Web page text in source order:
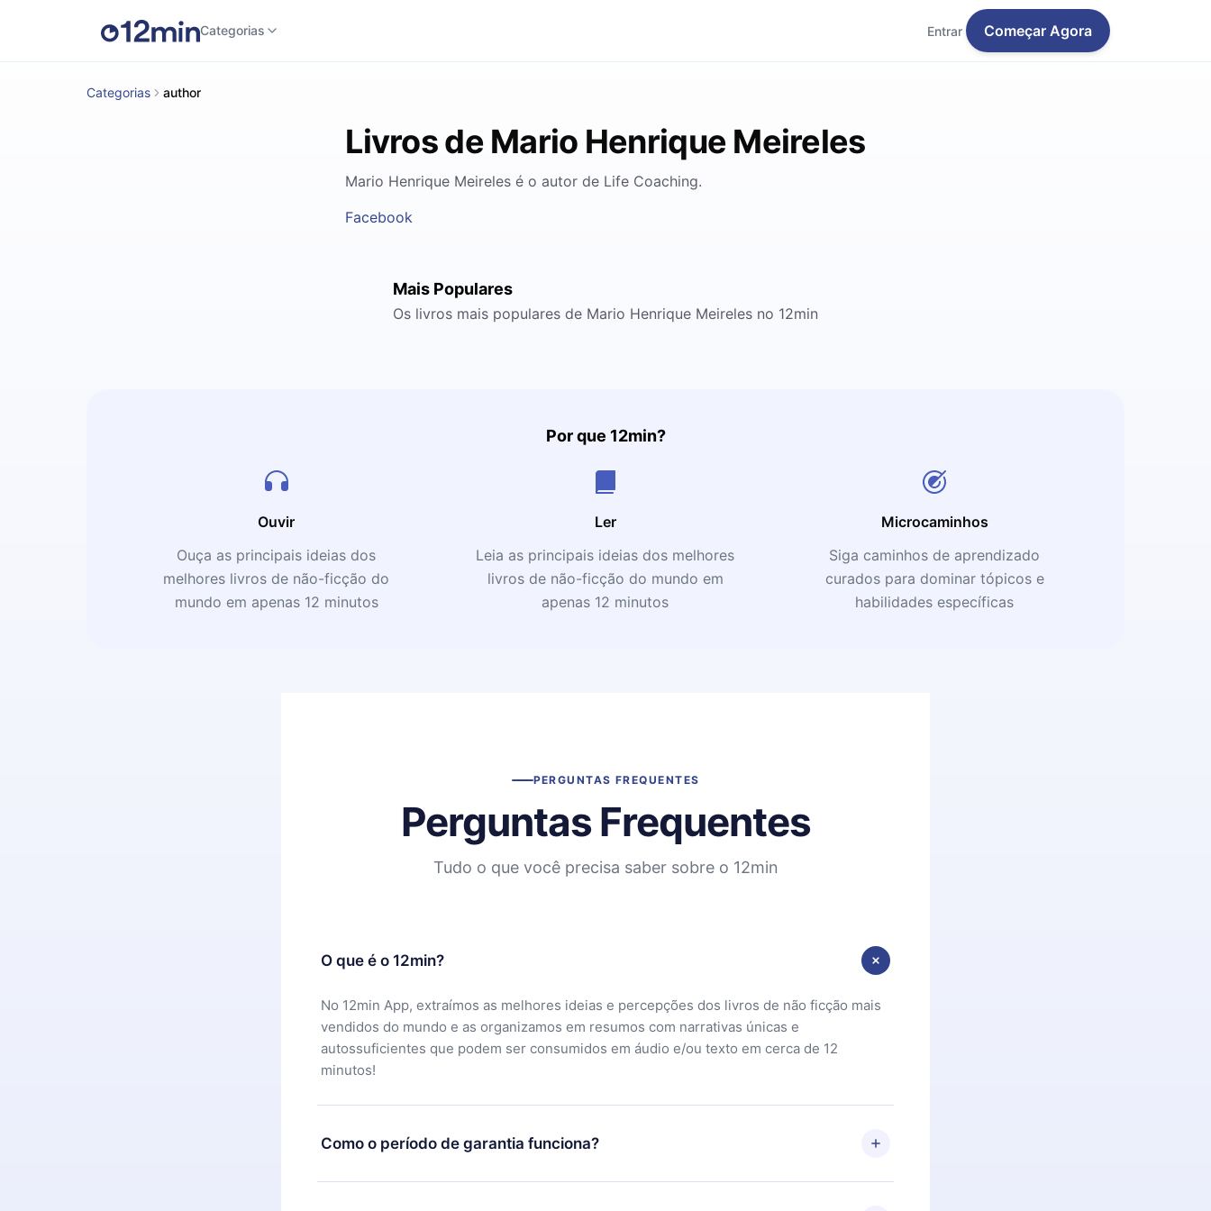
Categorias Entrar Começar Agora
Categorias author
Livros de Mario Henrique Meireles
Mario Henrique Meireles é o autor de Life Coaching.
Facebook
Mais Populares
Os livros mais populares de Mario Henrique Meireles no 12min
Por que 12min?
Ouvir
Ouça as principais ideias dos
melhores livros de não-ficção do
mundo em apenas 12 minutos
Ler
Leia as principais ideias dos melhores
livros de não-ficção do mundo em
apenas 12 minutos
Microcaminhos
Siga caminhos de aprendizado
curados para dominar tópicos e
habilidades específicas
PERGUNTAS FREQUENTES
Perguntas Frequentes
Tudo o que você precisa saber sobre o 12min
O que é o 12min?
No 12min App, extraímos as melhores ideias e percepções dos livros de não ficção mais
vendidos do mundo e as organizamos em resumos com narrativas únicas e
autossuficientes que podem ser consumidos em áudio e/ou texto em cerca de 12
minutos!
Como o período de garantia funciona?
Você pode baixar nosso aplicativo e começar a aproveitar nossa biblioteca. Se por algum